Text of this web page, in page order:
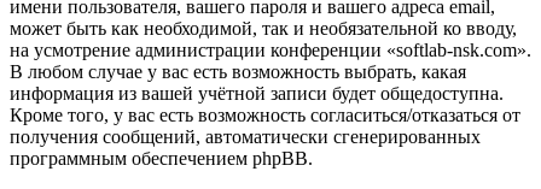
имени пользователя, вашего пароля и вашего адреса email,
может быть как необходимой, так и необязательной ко вводу,
на усмотрение администрации конференции «softlab-nsk.com».
В любом случае у вас есть возможность выбрать, какая
информация из вашей учётной записи будет общедоступна.
Кроме того, у вас есть возможность согласиться/отказаться от
получения сообщений, автоматически сгенерированных
программным обеспечением phpBB.